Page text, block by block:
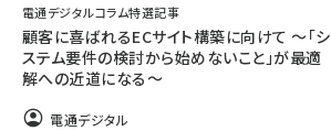
電通デジタルコラム特選記事
顧客に喜ばれるECサイト構築に向けて ～「シ
ステム要件の検討から始めないこと」が最適
解への近道になる～
電通デジタル